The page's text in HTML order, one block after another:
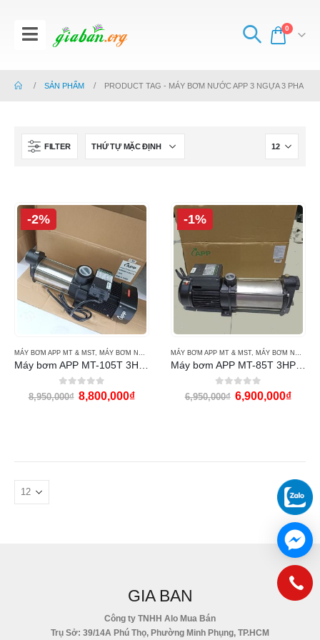
0
SẢN PHẨM PRODUCT TAG - MÁY BƠM NƯỚC APP 3 NGỰA 3 PHA
FILTER
-2%
MÁY BƠM APP MT & MST, MÁY BƠM NƯỚC MÁY BƠM NƯỚC APP
0out of 5
8,950,000₫ 8,800,000₫
-1%
MÁY BƠM APP MT & MST, MÁY BƠM NƯỚC
0out of 5
6,950,000₫ 6,900,000₫
GIA BAN
Công ty TNHH Alo Mua Bán
Trụ Sở: 39/14A Phú Thọ, Phường Minh Phụng, TP.HCM